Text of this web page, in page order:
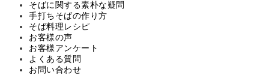
そばに関する素朴な疑問
手打ちそばの作り方
そば料理レシピ
お客様の声
お客様アンケート
よくある質問
お問い合わせ